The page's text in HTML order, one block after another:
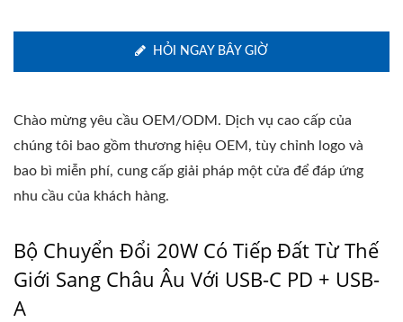
HỎI NGAY BÂY GIỜ
Chào mừng yêu cầu OEM/ODM. Dịch vụ cao cấp của
chúng tôi bao gồm thương hiệu OEM, tùy chỉnh logo và
bao bì miễn phí, cung cấp giải pháp một cửa để đáp ứng
nhu cầu của khách hàng.
Bộ Chuyển Đổi 20W Có Tiếp Đất Từ Thế
Giới Sang Châu Âu Với USB-C PD + USB-
A